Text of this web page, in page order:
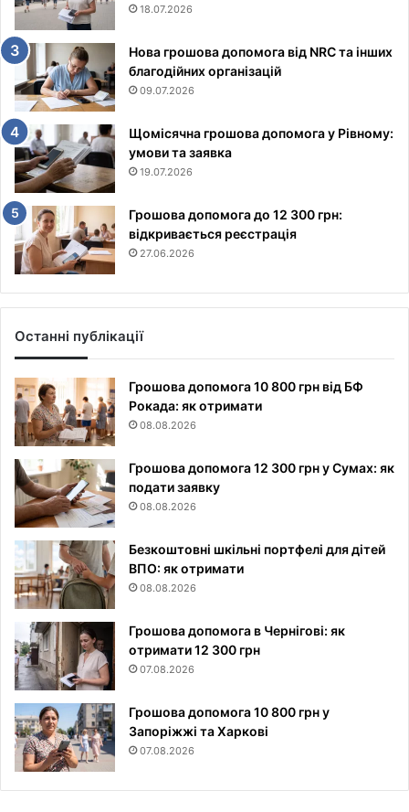
18.07.2026
Нова грошова допомога від NRC та інших
благодійних організацій
09.07.2026
Щомісячна грошова допомога у Рівному:
умови та заявка
19.07.2026
Грошова допомога до 12 300 грн:
відкривається реєстрація
27.06.2026
Останні публікації
Грошова допомога 10 800 грн від БФ
Рокада: як отримати
08.08.2026
Грошова допомога 12 300 грн у Сумах: як
подати заявку
08.08.2026
Безкоштовні шкільні портфелі для дітей
ВПО: як отримати
08.08.2026
Грошова допомога в Чернігові: як
отримати 12 300 грн
07.08.2026
Грошова допомога 10 800 грн у
Запоріжжі та Харкові
07.08.2026